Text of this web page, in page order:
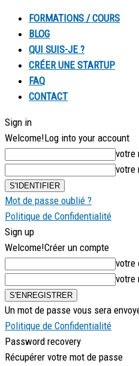
FORMATIONS / COURS
BLOG
QUI SUIS-JE ?
CRÉER UNE STARTUP
FAQ
CONTACT
Sign in
Welcome!Log into your account
votre
votre
Mot de passe oublié ?
Politique de Confidentialité
Sign up
Welcome!Créer un compte
votre
votre
Un mot de passe vous sera
Politique de Confidentialité
Password recovery
Récupérer votre mot de passe